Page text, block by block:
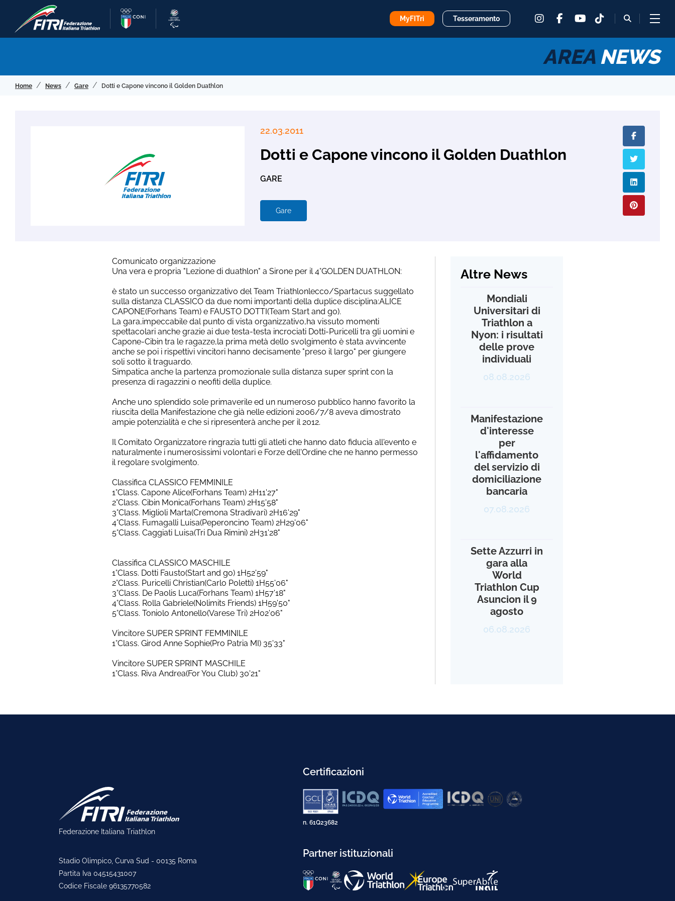
MyFITri Tesseramento instagram
facebooktiktok
glass
AREA NEWS
Home News Gare Dotti e Capone vincono il Golden Duathlon
22.03.2011
Dotti e Capone vincono il Golden Duathlon
GARE
Gare
Comunicato organizzazione
Una vera e propria "Lezione di duathlon" a Sirone per il 4°GOLDEN DUATHLON:
è stato un successo organizzativo del Team Triathlonlecco/Spartacus suggellato
sulla distanza CLASSICO da due nomi importanti della duplice disciplina:ALICE
CAPONE(Forhans Team) e FAUSTO DOTTI(Team Start and go).
La gara,impeccabile dal punto di vista organizzativo,ha vissuto momenti
spettacolari anche grazie ai due testa-testa incrociati Dotti-Puricelli tra gli uomini e
Capone-Cibin tra le ragazze,la prima metà dello svolgimento è stata avvincente
anche se poi i rispettivi vincitori hanno decisamente "preso il largo" per giungere
soli sotto il traguardo.
Simpatica anche la partenza promozionale sulla distanza super sprint con la
presenza di ragazzini o neofiti della duplice.
Anche uno splendido sole primaverile ed un numeroso pubblico hanno favorito la
riuscita della Manifestazione che già nelle edizioni 2006/7/8 aveva dimostrato
ampie potenzialità e che si ripresenterà anche per il 2012.
Il Comitato Organizzatore ringrazia tutti gli atleti che hanno dato fiducia all'evento e
naturalmente i numerosissimi volontari e Forze dell'Ordine che ne hanno permesso
il regolare svolgimento.
Classifica CLASSICO FEMMINILE
1°Class. Capone Alice(Forhans Team) 2H11'27"
2°Class. Cibin Monica(Forhans Team) 2H15'58"
3°Class. Miglioli Marta(Cremona Stradivari) 2H16'29"
4°Class. Fumagalli Luisa(Peperoncino Team) 2H29'06"
5°Class. Caggiati Luisa(Tri Dua Rimini) 2H31'28"
Classifica CLASSICO MASCHILE
1°Class. Dotti Fausto(Start and go) 1H52'59"
2°Class. Puricelli Christian(Carlo Poletti) 1H55'06"
3°Class. De Paolis Luca(Forhans Team) 1H57'18"
4°Class. Rolla Gabriele(Nolimits Friends) 1H59'50"
5°Class. Toniolo Antonello(Varese Tri) 2H02'06"
Vincitore SUPER SPRINT FEMMINILE
1°Class. Girod Anne Sophie(Pro Patria MI) 35'33"
Vincitore SUPER SPRINT MASCHILE
1°Class. Riva Andrea(For You Club) 30'21"
Altre News
Mondiali
Universitari di
Triathlon a
Nyon: i risultati
delle prove
individuali
08.08.2026
Manifestazione
d'interesse
per
l'affidamento
del servizio di
domiciliazione
bancaria
07.08.2026
Sette Azzurri in
gara alla
World
Triathlon Cup
Asuncion il 9
agosto
06.08.2026
Federazione Italiana Triathlon
Stadio Olimpico, Curva Sud - 00135 Roma
Partita Iva 04515431007
Codice Fiscale 96135770582
Certificazioni
n. 61Q23682
Partner istituzionali